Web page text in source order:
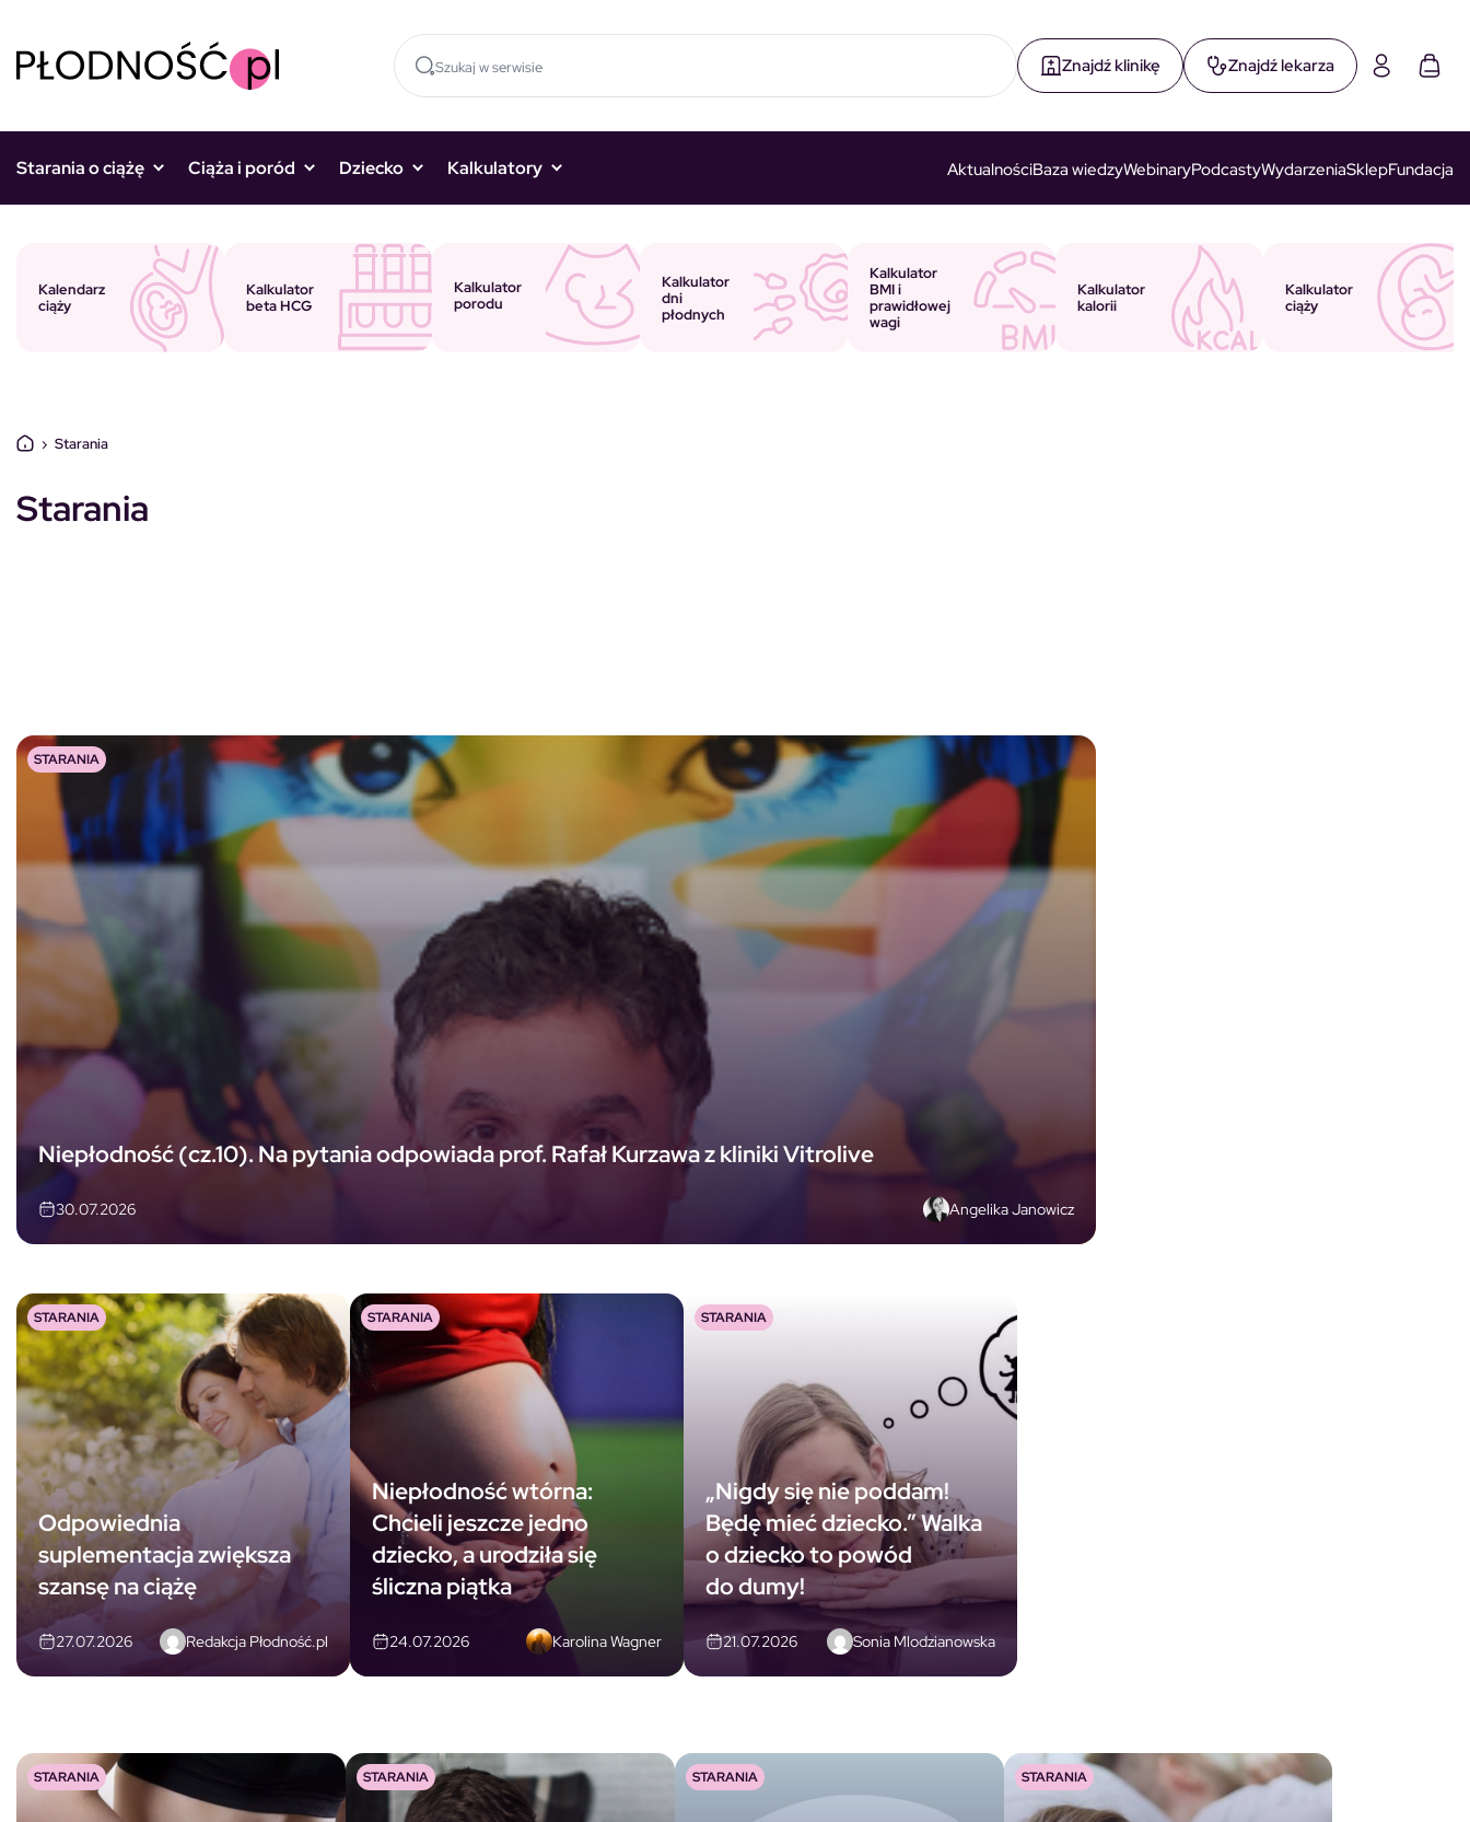
Znajdź klinikę Znajdź lekarza
Starania o ciążę Ciąża i poród Dziecko Kalkulatory AktualnościBaza wiedzyWebinaryPodcastyWydarzeniaSklepFundacja
Kalendarz
ciąży
Kalkulator
beta HCG
Kalkulator
porodu
Kalkulator
dni
płodnych
Kalkulator
BMI i
prawidłowej
wagi
Kalkulator
kalorii
Kalkulator
ciąży
› Starania
Starania
Niepłodność (cz.10). Na pytania odpowiada prof. Rafał Kurzawa z kliniki Vitrolive
30.07.2026 Angelika Janowicz
STARANIA
Odpowiednia
suplementacja zwiększa
szansę na ciążę
27.07.2026 Redakcja Płodność.pl
STARANIA
Niepłodność wtórna:
Chcieli jeszcze jedno
dziecko, a urodziła się
śliczna piątka
24.07.2026 Karolina Wagner
STARANIA
„Nigdy się nie poddam!
Będę mieć dziecko.” Walka
o dziecko to powód
do dumy!
21.07.2026 Sonia Mlodzianowska
STARANIA
STARANIA STARANIA STARANIA STARANIA